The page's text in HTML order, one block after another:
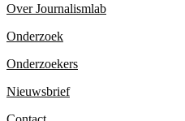
Over Journalismlab
Onderzoek
Onderzoekers
Nieuwsbrief